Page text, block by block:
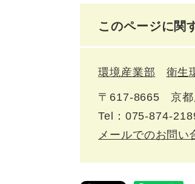
このページに関
環境産業部 衛生
〒617‐8665
京
Tel：075-874-
メールでのお問い